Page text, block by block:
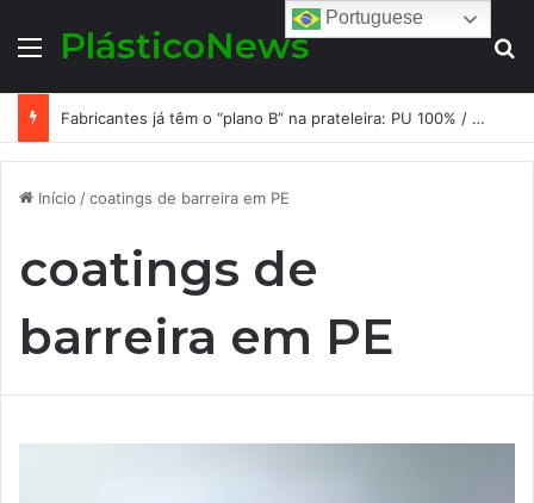
MenuPlásticoNews
Fabricantes já têm o “plano B” na prateleira: PU 100% / NC-free existe, mas ainda é pouco usado: a hora é transformar isso em projeto de resiliência
Início /coatings de barreira em PE
coatings de
barreira em PE
Portuguese